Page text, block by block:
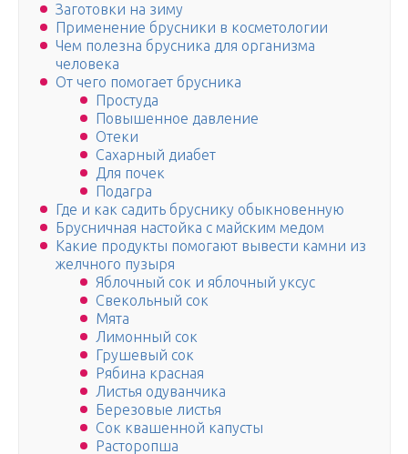
Заготовки на зиму
Применение брусники в косметологии
Чем полезна брусника для организма
человека
От чего помогает брусника
Простуда
Повышенное давление
Отеки
Сахарный диабет
Для почек
Подагра
Где и как садить бруснику обыкновенную
Брусничная настойка с майским медом
Какие продукты помогают вывести камни из
желчного пузыря
Яблочный сок и яблочный уксус
Свекольный сок
Мята
Лимонный сок
Грушевый сок
Рябина красная
Листья одуванчика
Березовые листья
Сок квашенной капусты
Расторопша